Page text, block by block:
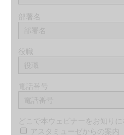
部署名
役職
電話番号
どこで本ウェビナーをお知り
アスタミューゼからの案内